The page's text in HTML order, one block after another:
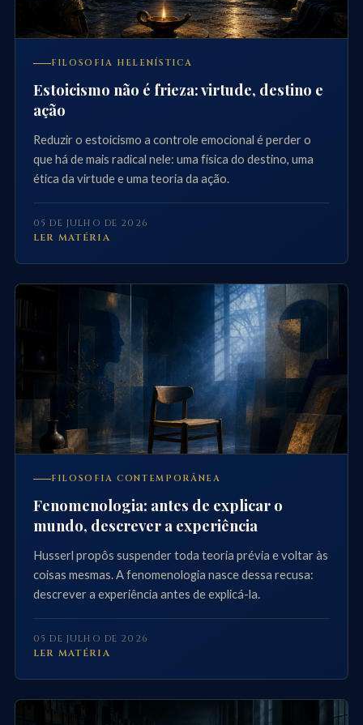
FILOSOFIA HELENÍSTICA
Estoicismo não é frieza: virtude, destino e
ação
Reduzir o estoicismo a controle emocional é perder o
que há de mais radical nele: uma física do destino, uma
ética da virtude e uma teoria da ação.
05 DE JULHO DE 2026
LER MATÉRIA
FILOSOFIA CONTEMPORÂNEA
Fenomenologia: antes de explicar o
mundo, descrever a experiência
Husserl propôs suspender toda teoria prévia e voltar às
coisas mesmas. A fenomenologia nasce dessa recusa:
descrever a experiência antes de explicá-la.
05 DE JULHO DE 2026
LER MATÉRIA